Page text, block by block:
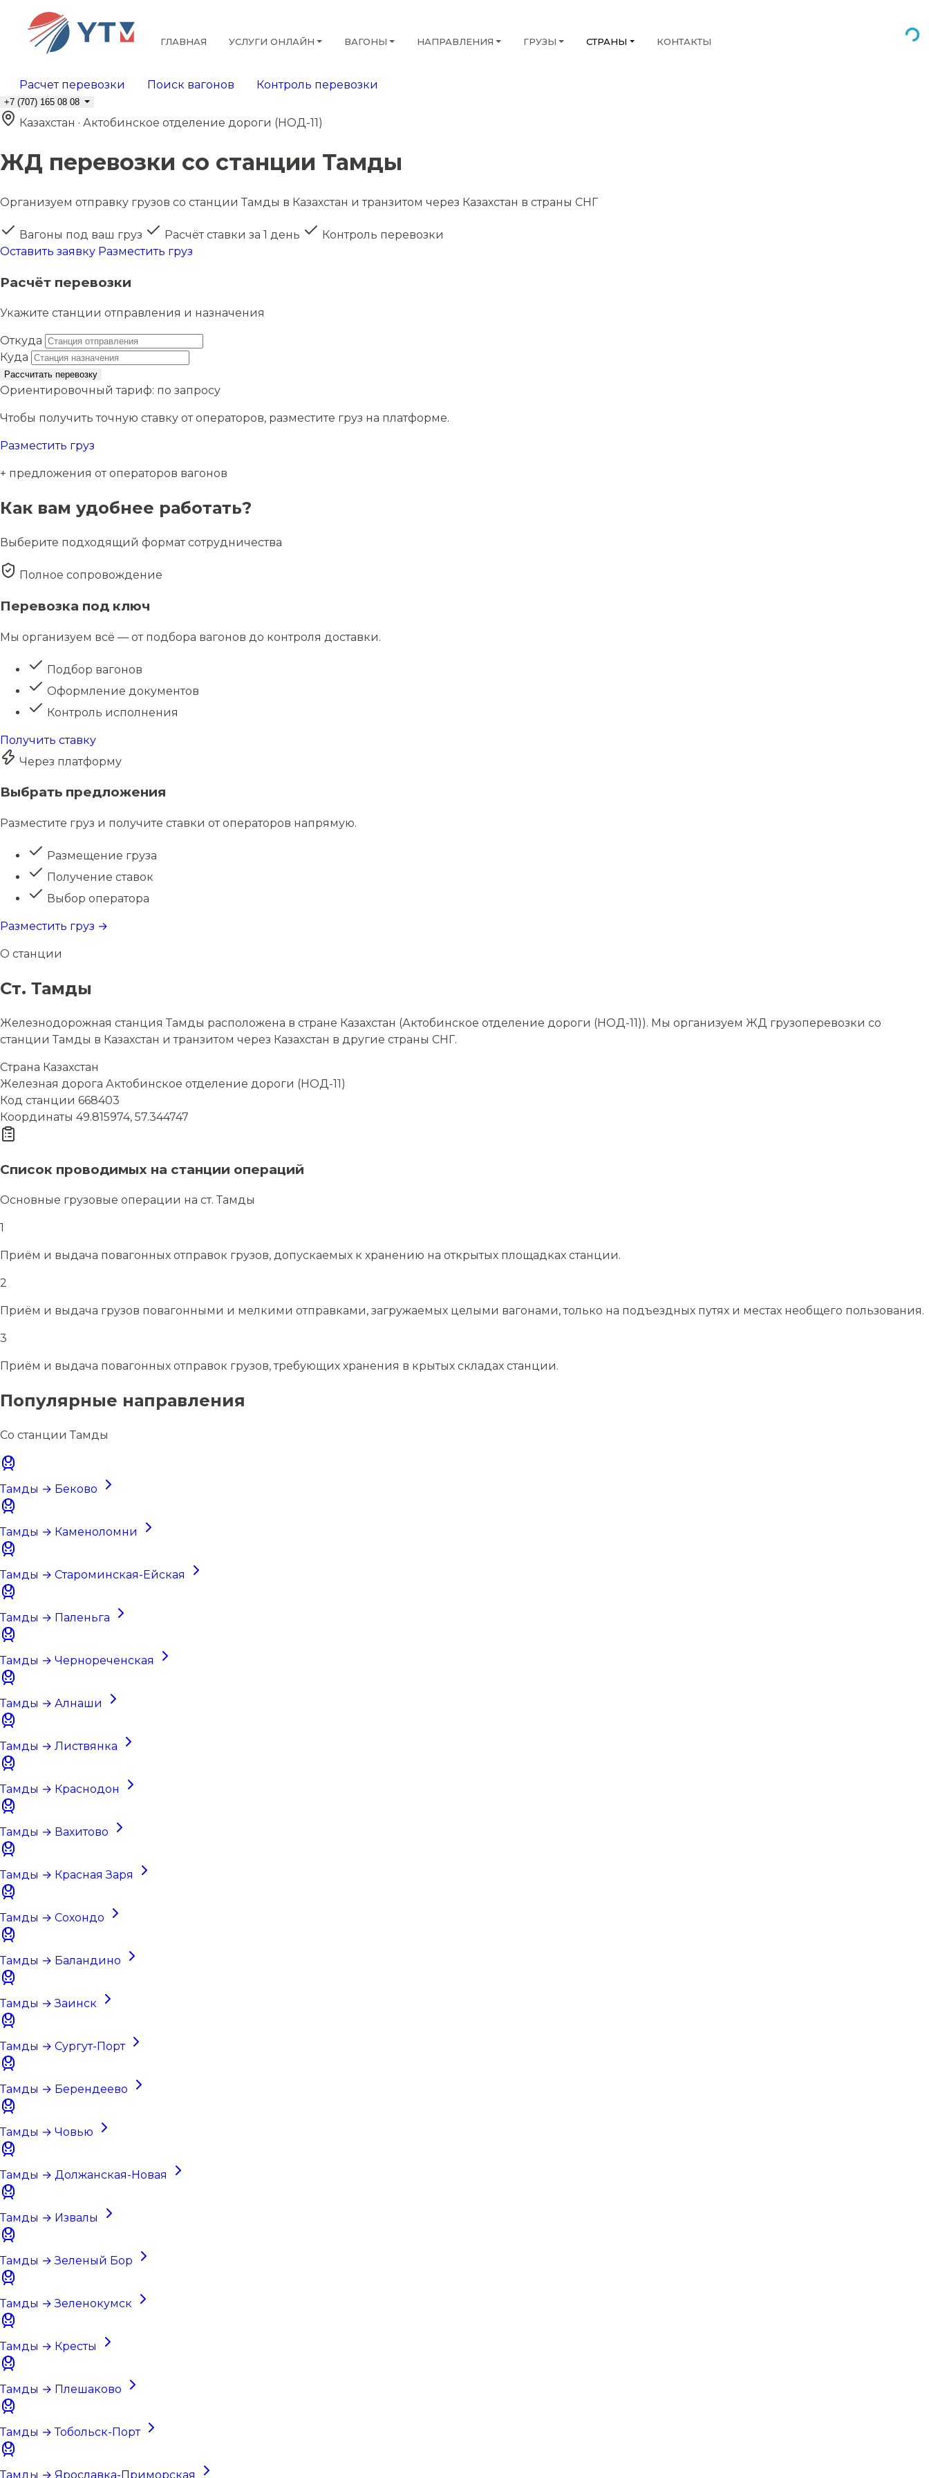
ГЛАВНАЯ УСЛУГИ ОНЛАЙН ВАГОНЫ НАПРАВЛЕНИЯ ГРУЗЫ СТРАНЫ КОНТАКТЫ
Расчет перевозки Поиск вагонов Контроль перевозки
+7 (707) 165 08 08
Казахстан · Актобинское отделение дороги (НОД-11)
ЖД перевозки со станции Тамды
Организуем отправку грузов со станции Тамды в Казахстан и транзитом через Казахстан в страны СНГ
Вагоны под ваш груз Расчёт ставки за 1 день
Контроль перевозки
Оставить заявку Разместить груз
Расчёт перевозки
Укажите станции отправления и назначения
Откуда
Куда
Рассчитать перевозку
Ориентировочный тариф: по запросу
Чтобы получить точную ставку от операторов, разместите груз на платформе.
Разместить груз
+ предложения от операторов вагонов
Как вам удобнее работать?
Выберите подходящий формат сотрудничества
Полное сопровождение
Перевозка под ключ
Мы организуем всё — от подбора вагонов до контроля доставки.
Подбор вагонов
Оформление документов
Контроль исполнения
Получить ставку
Через платформу
Выбрать предложения
Разместите груз и получите ставки от операторов напрямую.
Размещение груза
Получение ставок
Выбор оператора
Разместить груз →
О станции
Ст. Тамды
Железнодорожная станция Тамды расположена в стране Казахстан (Актобинское отделение дороги (НОД-11)). Мы организуем ЖД грузоперевозки со
станции Тамды в Казахстан и транзитом через Казахстан в другие страны СНГ.
Страна Казахстан
Железная дорога Актобинское отделение дороги (НОД-11)
Код станции 668403
Координаты 49.815974, 57.344747
Список проводимых на станции операций
Основные грузовые операции на ст. Тамды
1
Приём и выдача повагонных отправок грузов, допускаемых к хранению на открытых площадках станции.
2
Приём и выдача грузов повагонными и мелкими отправками, загружаемых целыми вагонами, только на подъездных путях и местах необщего пользования.
3
Приём и выдача повагонных отправок грузов, требующих хранения в крытых складах станции.
Популярные направления
Со станции Тамды
Тамды → Беково
Тамды → Каменоломни
Тамды → Староминская-Ейская
Тамды → Паленьга
Тамды → Чернореченская
Тамды → Алнаши
Тамды → Листвянка
Тамды → Краснодон
Тамды → Вахитово
Тамды → Красная Заря
Тамды → Сохондо
Тамды → Баландино
Тамды → Заинск
Тамды → Сургут-Порт
Тамды → Берендеево
Тамды → Човью
Тамды → Должанская-Новая
Тамды → Извалы
Тамды → Зеленый Бор
Тамды → Зеленокумск
Тамды → Кресты
Тамды → Плешаково
Тамды → Тобольск-Порт
Тамды → Ярославка-Приморская